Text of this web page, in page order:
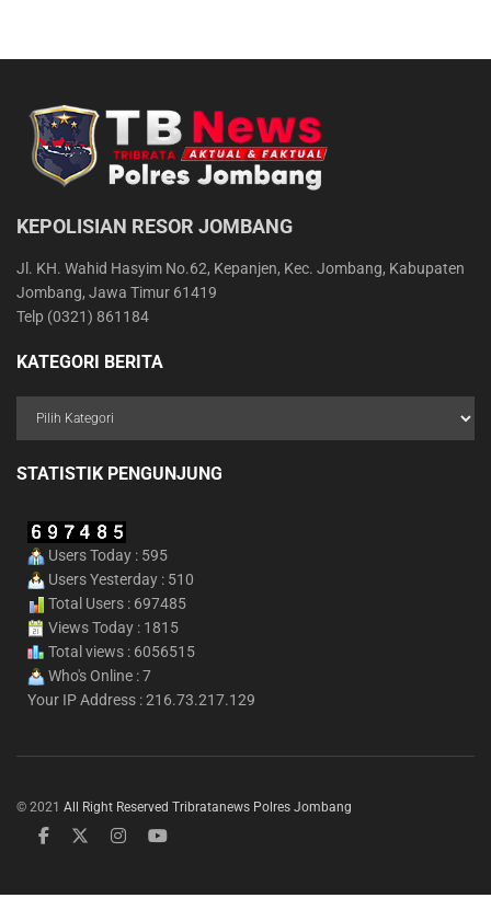
KEPOLISIAN RESOR JOMBANG
Jl. KH. Wahid Hasyim No.62, Kepanjen, Kec. Jombang, Kabupaten
Jombang, Jawa Timur 61419
Telp (0321) 861184
KATEGORI BERITA
STATISTIK PENGUNJUNG
Users Today : 595
Users Yesterday : 510
Total Users : 697485
Views Today : 1815
Total views : 6056515
Who's Online : 7
Your IP Address : 216.73.217.129
© 2021 All Right Reserved Tribratanews Polres Jombang